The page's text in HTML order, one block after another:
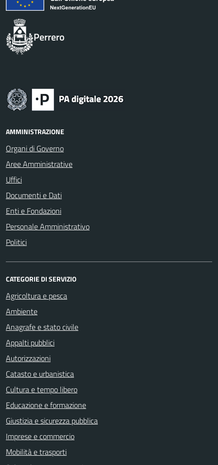
Perrero
AMMINISTRAZIONE
Organi di Governo
Aree Amministrative
Uffici
Documenti e Dati
Enti e Fondazioni
Personale Amministrativo
Politici
CATEGORIE DI SERVIZIO
Agricoltura e pesca
Ambiente
Anagrafe e stato civile
Appalti pubblici
Autorizzazioni
Catasto e urbanistica
Cultura e tempo libero
Educazione e formazione
Giustizia e sicurezza pubblica
Imprese e commercio
Mobilità e trasporti